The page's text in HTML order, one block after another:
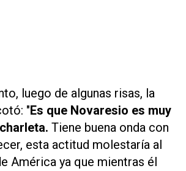
luego de algunas risas, la
"Es que Novaresio es muy
Tiene buena onda con
esta actitud molestaría al
América ya que mientras él